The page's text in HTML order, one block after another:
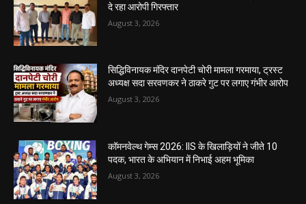
दे रहा आरोपी गिरफ्तार
August 3, 2026
सिद्धिविनायक मंदिर दानपेटी चोरी मामला गरमाया, ट्रस्ट
अध्यक्ष सदा सरवणकर ने ठाकरे गुट पर लगाए गंभीर आरोप
August 3, 2026
कॉमनवेल्थ गेम्स 2026: IIS के खिलाड़ियों ने जीते 10
पदक, भारत के अभियान में निभाई अहम भूमिका
August 3, 2026